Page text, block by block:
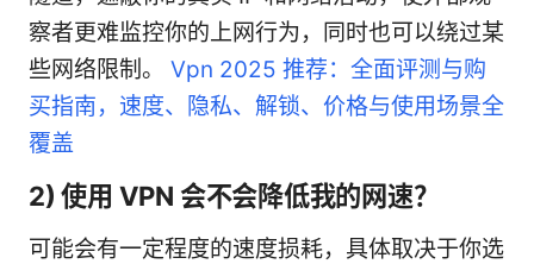
察者更难监控你的上网行为，同时也可以绕过某
些网络限制。 Vpn 2025 推荐：全面评测与购
买指南，速度、隐私、解锁、价格与使用场景全
覆盖
2) 使用 VPN 会不会降低我的网速？
可能会有一定程度的速度损耗，具体取决于你选